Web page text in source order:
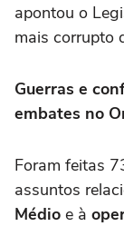
apontou o
mais corrupto
Guerras e
embates no
Foram feitas
assuntos
Médio e à